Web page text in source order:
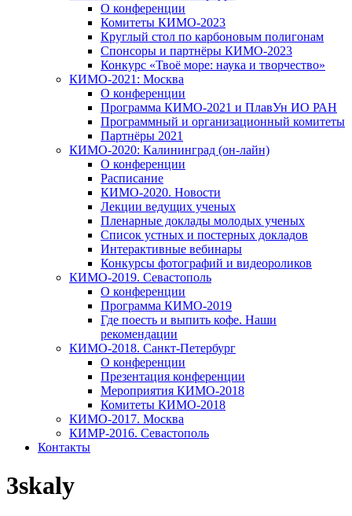
О конференции
Комитеты КИМО-2023
Круглый стол по карбоновым полигонам
Спонсоры и партнёры КИМО-2023
Конкурс «Твоё море: наука и творчество»
КИМО-2021: Москва
О конференции
Программа КИМО-2021 и ПлавУн ИО РАН
Программный и организационный комитеты
Партнёры 2021
КИМО-2020: Калининград (он-лайн)
О конференции
Расписание
КИМО-2020. Новости
Лекции ведущих ученых
Пленарные доклады молодых ученых
Список устных и постерных докладов
Интерактивные вебинары
Конкурсы фотографий и видеороликов
КИМО-2019. Севастополь
О конференции
Программа КИМО-2019
Где поесть и выпить кофе. Наши
рекомендации
КИМО-2018. Санкт-Петербург
О конференции
Презентация конференции
Мероприятия КИМО-2018
Комитеты КИМО-2018
КИМО-2017. Москва
КИМР-2016. Севастополь
Контакты
3skaly